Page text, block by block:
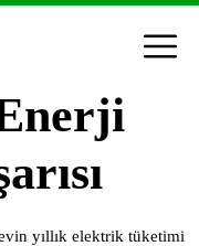
yıllık elektrik tüketimi